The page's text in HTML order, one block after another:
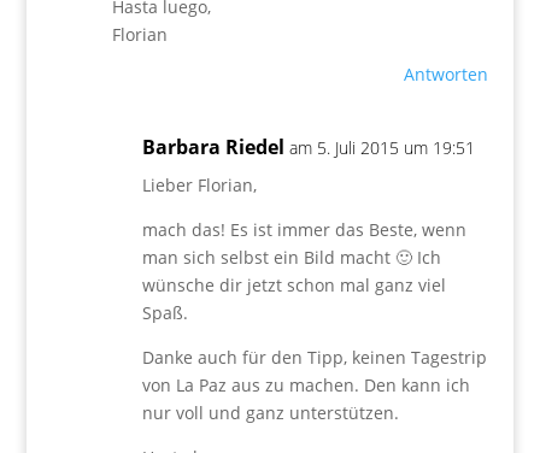
Hasta luego,
Florian
Antworten
Barbara Riedel am 5. Juli 2015 um 19:51
Lieber Florian,
mach das! Es ist immer das Beste, wenn
man sich selbst ein Bild macht 🙂 Ich
wünsche dir jetzt schon mal ganz viel
Spaß.
Danke auch für den Tipp, keinen Tagestrip
von La Paz aus zu machen. Den kann ich
nur voll und ganz unterstützen.